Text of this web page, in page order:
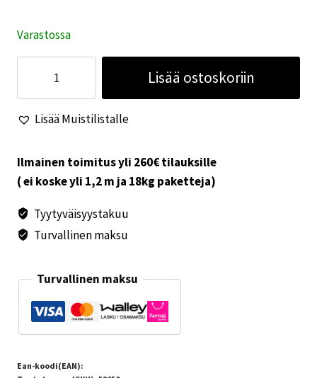
Varastossa
valkoinen
ilman
avainta+sylinteriä
Lisää ostoskoriin
Lisää Muistilistalle
Ilmainen toimitus yli 260€ tilauksille
( ei koske yli 1,2 m ja 18kg paketteja)
Tyytyväisyystakuu
Turvallinen maksu
Turvallinen maksu
Ean-koodi(EAN):